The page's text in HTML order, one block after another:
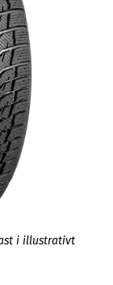
i illustrativt